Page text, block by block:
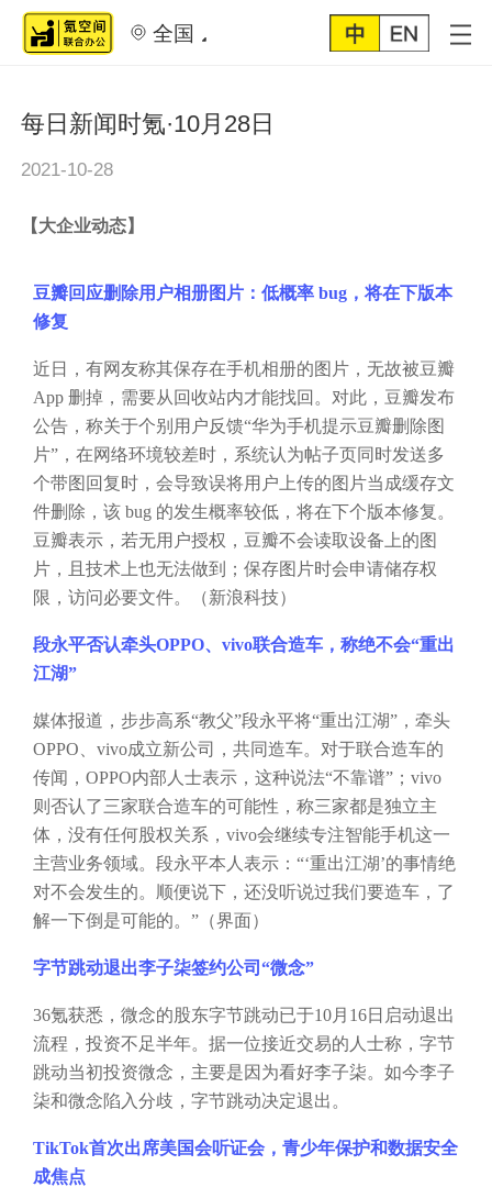
全国
每日新闻时氪·10月28日
2021-10-28
【大企业动态】
豆瓣回应删除用户相册图片：低概率 bug，将在下版本
修复
近日，有网友称其保存在手机相册的图片，无故被豆瓣
App 删掉，需要从回收站内才能找回。对此，豆瓣发布
公告，称关于个别用户反馈“华为手机提示豆瓣删除图
片”，在网络环境较差时，系统认为帖子页同时发送多
个带图回复时，会导致误将用户上传的图片当成缓存文
件删除，该 bug 的发生概率较低，将在下个版本修复。
豆瓣表示，若无用户授权，豆瓣不会读取设备上的图
片，且技术上也无法做到；保存图片时会申请储存权
限，访问必要文件。（新浪科技）
段永平否认牵头OPPO、vivo联合造车，称绝不会“重出
江湖”
媒体报道，步步高系“教父”段永平将“重出江湖”，牵头
OPPO、vivo成立新公司，共同造车。对于联合造车的
传闻，OPPO内部人士表示，这种说法“不靠谱”；vivo
则否认了三家联合造车的可能性，称三家都是独立主
体，没有任何股权关系，vivo会继续专注智能手机这一
主营业务领域。段永平本人表示：“‘重出江湖’的事情绝
对不会发生的。顺便说下，还没听说过我们要造车，了
解一下倒是可能的。”（界面）
字节跳动退出李子柒签约公司“微念”
36氪获悉，微念的股东字节跳动已于10月16日启动退出
流程，投资不足半年。据一位接近交易的人士称，字节
跳动当初投资微念，主要是因为看好李子柒。如今李子
柒和微念陷入分歧，字节跳动决定退出。
TikTok首次出席美国会听证会，青少年保护和数据安全
成焦点